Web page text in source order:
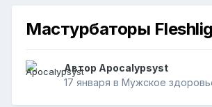
Мастурбаторы
Автор Apocalypsyst
17 января в Мужское